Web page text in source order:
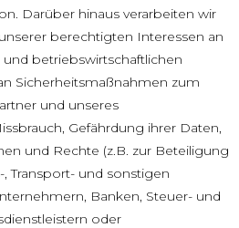
Darüber hinaus verarbeiten wir
berechtigten Interessen an
betriebswirtschaftlichen
Sicherheitsmaßnahmen zum
und unseres
Gefährdung ihrer Daten,
und Rechte (z.B. zur Beteiligung
Transport- und sonstigen
Banken, Steuer- und
oder